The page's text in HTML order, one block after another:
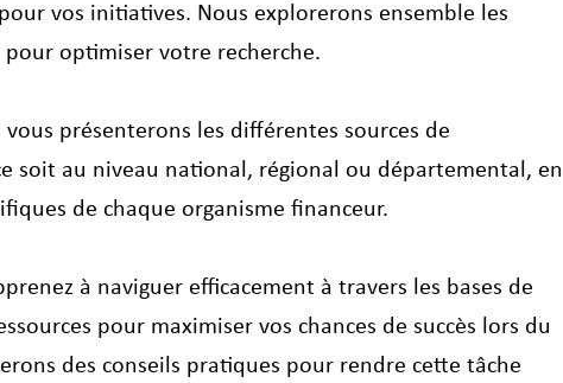
vos initiatives. Nous explorerons ensemble les
optimiser votre recherche.
vous présenterons les différentes sources de
soit au niveau national, régional ou départemental, en
de chaque organisme financeur.
à naviguer efficacement à travers les bases de
pour maximiser vos chances de succès lors du
des conseils pratiques pour rendre cette tâche